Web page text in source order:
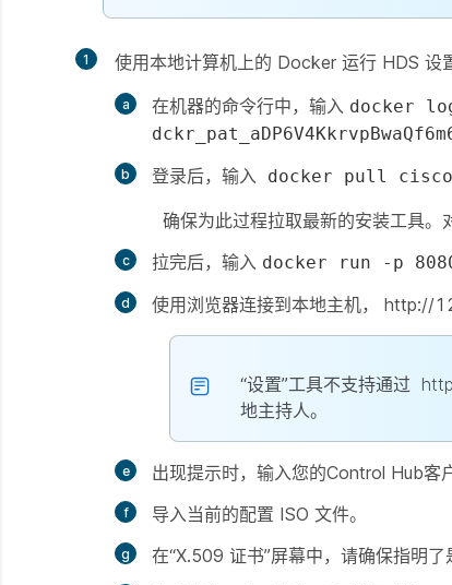
1
使用本地计算机上的 Docker 运行 HDS 设
在机器的命令行中，输入 docker
登录后，输入
docker pull
确保为此过程拉取最新的安装工具
拉完后，输入 docker run -p
使用浏览器连接到本地主机， http://
“设置”工具不支持通过
地主持人。
出现提示时，输入您的Control Hub客
导入当前的配置 ISO 文件。
在“X.509 证书”屏幕中，请确保指明